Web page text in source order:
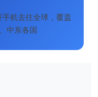
机去往全球，覆盖
中东各国